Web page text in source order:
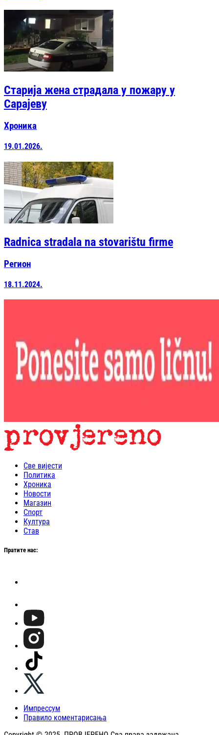
Старија жена страдала у пожару у
Сарајеву
Хроника
19.01.2026.
Radnica stradala na stovarištu firme
Регион
18.11.2024.
Све вијести
Политика
Хроника
Новости
Магазин
Спорт
Култура
Став
Пратите нас:
Импрессум
Правило коментарисања